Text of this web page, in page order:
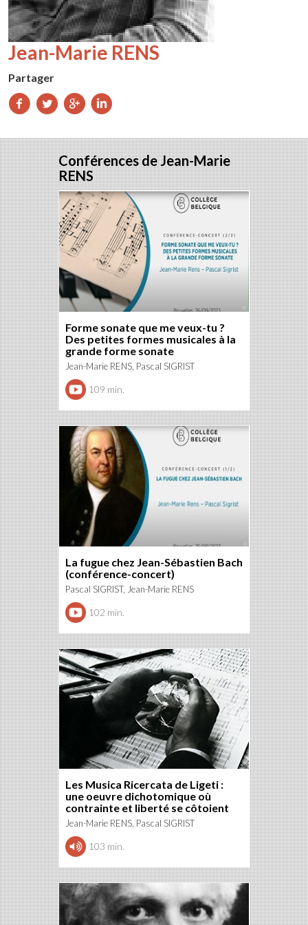
Jean-Marie RENS
Partager
Partager
Facebook
Partager
Twitter
Partager
Google+
LinkedIn
Conférences de Jean-Marie
RENS
Forme sonate que me veux-tu ?
Des petites formes musicales à la
grande forme sonate
Jean-Marie RENS, Pascal SIGRIST
109 min.
La fugue chez Jean-Sébastien Bach
(conférence-concert)
Pascal SIGRIST, Jean-Marie RENS
102 min.
Les Musica Ricercata de Ligeti :
une oeuvre dichotomique où
contrainte et liberté se côtoient
Jean-Marie RENS, Pascal SIGRIST
103 min.